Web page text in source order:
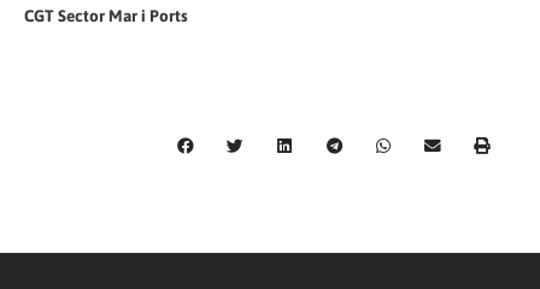
CGT Sector Mar i Ports